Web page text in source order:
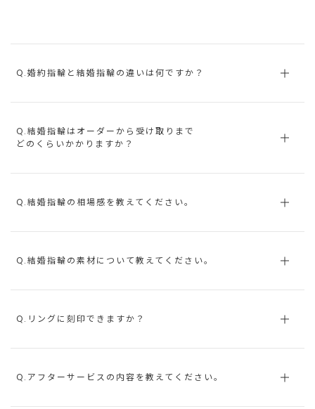
Q.婚約指輪と結婚指輪の違いは何ですか？
Q.結婚指輪はオーダーから受け取りまで
どのくらいかかりますか？
Q.結婚指輪の相場感を教えてください。
Q.結婚指輪の素材について教えてください。
Q.リングに刻印できますか？
Q.アフターサービスの内容を教えてください。